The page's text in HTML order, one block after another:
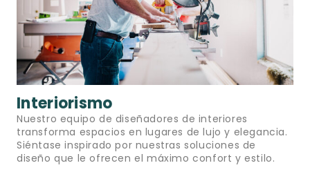
Interiorismo
Nuestro equipo de diseñadores de interiores
transforma espacios en lugares de lujo y elegancia.
Siéntase inspirado por nuestras soluciones de
diseño que le ofrecen el máximo confort y estilo.